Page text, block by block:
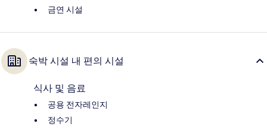
금연 시설
숙박 시설 내 편의 시설
식사 및 음료
공용 전자레인지
정수기